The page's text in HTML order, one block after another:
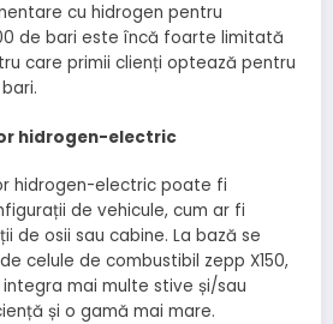
cu hidrogen pentru
de bari este încă foarte limitată
care primii clienți optează pentru
hidrogen-electric
hidrogen-electric poate fi
de vehicule, cum ar fi
de osii sau cabine. La bază se
celule de combustibil zepp X150,
mai multe stive și/sau
și o gamă mai mare.